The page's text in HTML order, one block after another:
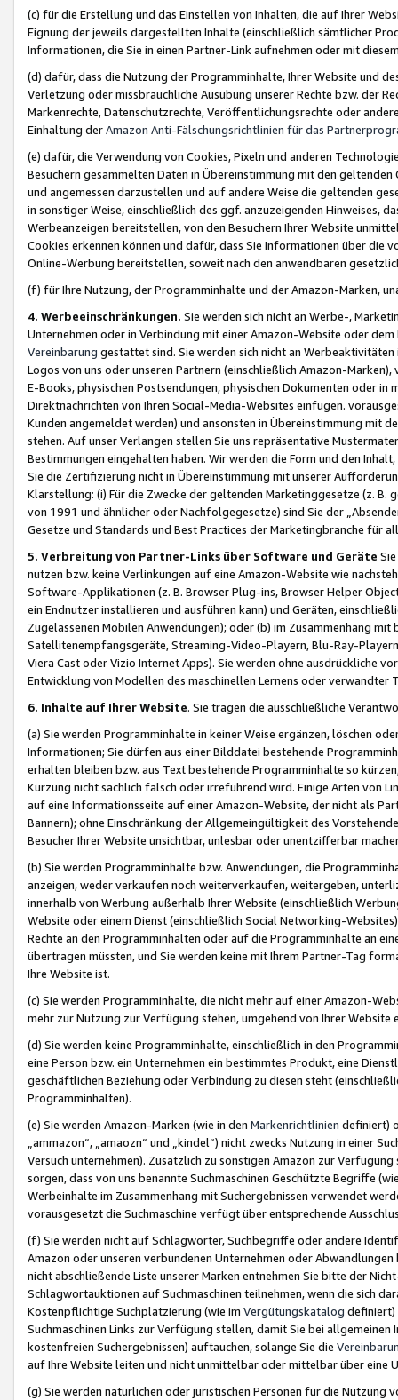
(c) für die Erstellung und das Einstellen von Inhalten, die auf Ihrer
Eignung der jeweils dargestellten Inhalte (einschließlich sämtlicher
Informationen, die Sie in einen Partner-Link aufnehmen oder mit
(d) dafür, dass die Nutzung der Programminhalte, Ihrer Website und
Verletzung oder missbräuchliche Ausübung unserer Rechte bzw. der
Markenrechte, Datenschutzrechte, Veröffentlichungsrechte oder
Einhaltung derAmazon Anti-Fälschungsrichtlinien für das
(e) dafür, die Verwendung von Cookies, Pixeln und anderen
Besuchern gesammelten Daten in Übereinstimmung mit den
und angemessen darzustellen und auf andere Weise die geltenden
in sonstiger Weise, einschließlich des ggf. anzuzeigenden Hinweises,
Werbeanzeigen bereitstellen, von den Besuchern Ihrer Website
Cookies erkennen können und dafür, dass Sie Informationen über die
Online-Werbung bereitstellen, soweit nach den anwendbaren
(f) für Ihre Nutzung, der Programminhalte und der Amazon-Marken,
4. Werbeeinschränkungen. Sie werden sich nicht an Werbe-,
Unternehmen oder in Verbindung mit einer Amazon-Website oder
Vereinbarung gestattet sind. Sie werden sich nicht an
Logos von uns oder unseren Partnern (einschließlich Amazon-
E-Books, physischen Postsendungen, physischen Dokumenten oder in
Direktnachrichten von Ihren Social-Media-Websites einfügen.
Kunden angemeldet werden) und ansonsten in Übereinstimmung mit
stehen. Auf unser Verlangen stellen Sie uns repräsentative
Bestimmungen eingehalten haben. Wir werden die Form und den
Sie die Zertifizierung nicht in Übereinstimmung mit unserer
Klarstellung: (i) Für die Zwecke der geltenden Marketinggesetze (z. B.
von 1991 und ähnlicher oder Nachfolgegesetze) sind Sie der
Gesetze und Standards und Best Practices der Marketingbranche für
5. Verbreitung von Partner-Links über Software und Geräte
nutzen bzw. keine Verlinkungen auf eine Amazon-Website wie
Software-Applikationen (z. B. Browser Plug-ins, Browser Helper
ein Endnutzer installieren und ausführen kann) und Geräten,
Zugelassenen Mobilen Anwendungen); oder (b) im Zusammenhang
Satellitenempfangsgeräte, Streaming-Video-Playern, Blu-Ray-
Viera Cast oder Vizio Internet Apps). Sie werden ohne ausdrückliche
Entwicklung von Modellen des maschinellen Lernens oder
6. Inhalte auf Ihrer Website. Sie tragen die ausschließliche
(a) Sie werden Programminhalte in keiner Weise ergänzen, löschen
Informationen; Sie dürfen aus einer Bilddatei bestehende
erhalten bleiben bzw. aus Text bestehende Programminhalte so
Kürzung nicht sachlich falsch oder irreführend wird. Einige Arten von
auf eine Informationsseite auf einer Amazon-Website, der nicht als
Bannern); ohne Einschränkung der Allgemeingültigkeit des
Besucher Ihrer Website unsichtbar, unlesbar oder unentzifferbar
(b) Sie werden Programminhalte bzw. Anwendungen, die
anzeigen, weder verkaufen noch weiterverkaufen, weitergeben,
innerhalb von Werbung außerhalb Ihrer Website (einschließlich
Website oder einem Dienst (einschließlich Social Networking-
Rechte an den Programminhalten oder auf die Programminhalte an
übertragen müssten, und Sie werden keine mit Ihrem Partner-Tag
Ihre Website ist.
(c) Sie werden Programminhalte, die nicht mehr auf einer Amazon-
mehr zur Nutzung zur Verfügung stehen, umgehend von Ihrer
(d) Sie werden keine Programminhalte, einschließlich in den
eine Person bzw. ein Unternehmen ein bestimmtes Produkt, eine
geschäftlichen Beziehung oder Verbindung zu diesen steht
Programminhalten).
(e) Sie werden Amazon-Marken (wie in den Markenrichtlinien definiert)
„ammazon“, „amaozn“ und „kindel“) nicht zwecks Nutzung in einer
Versuch unternehmen). Zusätzlich zu sonstigen Amazon zur
sorgen, dass von uns benannte Suchmaschinen Geschützte Begriffe
Werbeinhalte im Zusammenhang mit Suchergebnissen verwendet
vorausgesetzt die Suchmaschine verfügt über entsprechende
(f) Sie werden nicht auf Schlagwörter, Suchbegriffe oder andere
Amazon oder unseren verbundenen Unternehmen oder
nicht abschließende Liste unserer Marken entnehmen Sie bitte der
Schlagwortauktionen auf Suchmaschinen teilnehmen, wenn die sich
Kostenpflichtige Suchplatzierung (wie im Vergütungskatalog definiert)
Suchmaschinen Links zur Verfügung stellen, damit Sie bei
kostenfreien Suchergebnissen) auftauchen, solange Sie die
auf Ihre Website leiten und nicht unmittelbar oder mittelbar über eine
(g) Sie werden natürlichen oder juristischen Personen für die Nutzung